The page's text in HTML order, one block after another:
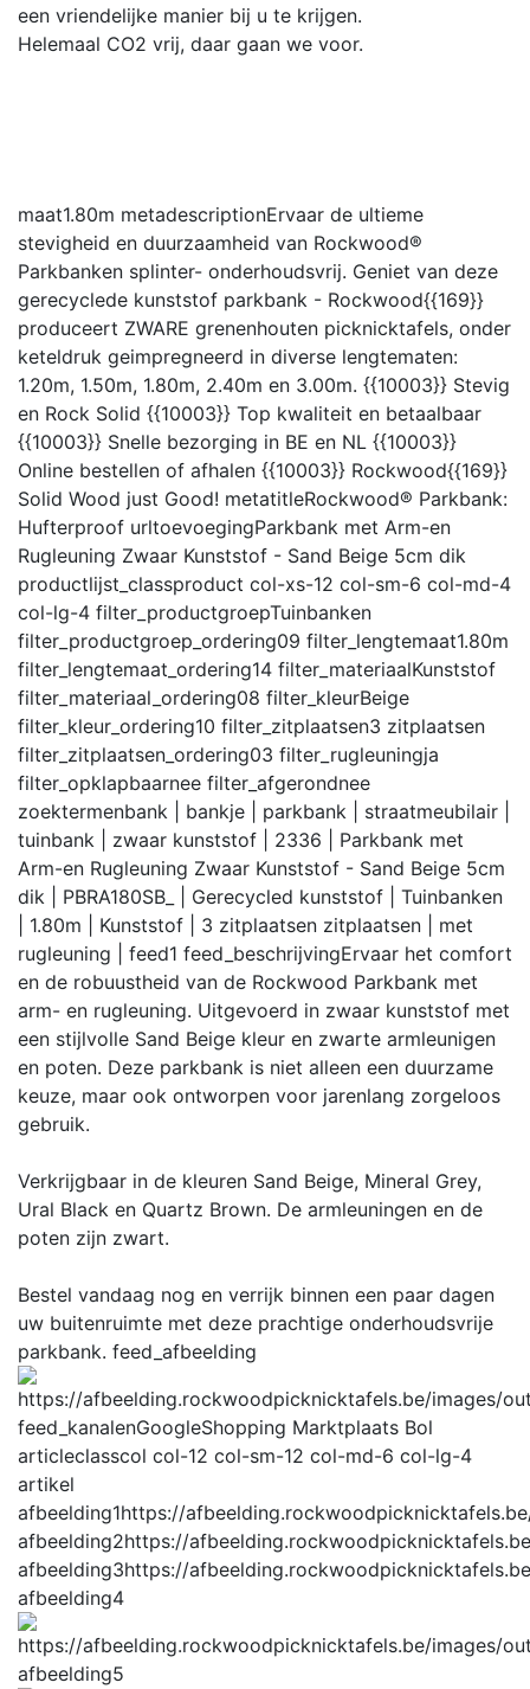
een vriendelijke manier bij u te krijgen.
Helemaal CO2 vrij, daar gaan we voor.
maat1.80m metadescriptionErvaar de ultieme
stevigheid en duurzaamheid van Rockwood®
Parkbanken splinter- onderhoudsvrij. Geniet van deze
gerecyclede kunststof parkbank - Rockwood{{169}}
produceert ZWARE grenenhouten picknicktafels, onder
keteldruk geimpregneerd in diverse lengtematen:
1.20m, 1.50m, 1.80m, 2.40m en 3.00m. {{10003}} Stevig
en Rock Solid {{10003}} Top kwaliteit en betaalbaar
{{10003}} Snelle bezorging in BE en NL {{10003}}
Online bestellen of afhalen {{10003}} Rockwood{{169}}
Solid Wood just Good! metatitleRockwood® Parkbank:
Hufterproof urltoevoegingParkbank met Arm-en
Rugleuning Zwaar Kunststof - Sand Beige 5cm dik
productlijst_classproduct col-xs-12 col-sm-6 col-md-4
col-lg-4 filter_productgroepTuinbanken
filter_productgroep_ordering09 filter_lengtemaat1.80m
filter_lengtemaat_ordering14 filter_materiaalKunststof
filter_materiaal_ordering08 filter_kleurBeige
filter_kleur_ordering10 filter_zitplaatsen3 zitplaatsen
filter_zitplaatsen_ordering03 filter_rugleuningja
filter_opklapbaarnee filter_afgerondnee
zoektermenbank | bankje | parkbank | straatmeubilair |
tuinbank | zwaar kunststof | 2336 | Parkbank met
Arm-en Rugleuning Zwaar Kunststof - Sand Beige 5cm
dik | PBRA180SB_ | Gerecycled kunststof | Tuinbanken
| 1.80m | Kunststof | 3 zitplaatsen zitplaatsen | met
rugleuning |
feed1 feed_beschrijvingErvaar het comfort
en de robuustheid van de Rockwood Parkbank met
arm- en rugleuning. Uitgevoerd in zwaar kunststof met
een stijlvolle Sand Beige kleur en zwarte armleunigen
en poten. Deze parkbank is niet alleen een duurzame
keuze, maar ook ontworpen voor jarenlang zorgeloos
gebruik.
Verkrijgbaar in de kleuren Sand Beige, Mineral Grey,
Ural Black en Quartz Brown. De armleuningen en de
poten zijn zwart.
Bestel vandaag nog en verrijk binnen een paar dagen
uw buitenruimte met deze prachtige onderhoudsvrije
parkbank. feed_afbeelding
feed_kanalenGoogleShopping Marktplaats Bol
articleclasscol col-12 col-sm-12 col-md-6 col-lg-4
artikel
afbeelding1https://
afbeelding2https://
afbeelding3https://
afbeelding4
afbeelding5